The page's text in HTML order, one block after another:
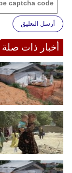
أرسل التعليق
أخبار ذات صلة